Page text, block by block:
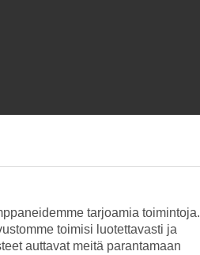
tarjoamia toimintoja.
toimisi luotettavasti ja
auttavat meitä parantamaan